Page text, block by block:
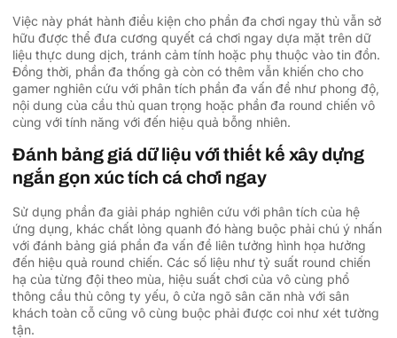
Việc này phát hành điều kiện cho phần đa chơi ngay thủ vẫn sở
hữu được thể đưa cương quyết cá chơi ngay dựa mặt trên dữ
liệu thực dung dịch, tránh cảm tính hoặc phụ thuộc vào tin đồn.
Đồng thời, phần đa thống gà còn có thêm vẫn khiến cho cho
gamer nghiên cứu với phân tích phần đa vấn đề như phong độ,
nội dung của cầu thủ quan trọng hoặc phần đa round chiến vô
cùng với tính năng với đến hiệu quả bỗng nhiên.
Đánh bảng giá dữ liệu với thiết kế xây dựng
ngắn gọn xúc tích cá chơi ngay
Sử dụng phần đa giải pháp nghiên cứu với phân tích của hệ
ứng dụng, khác chất lỏng quanh đó hàng buộc phải chú ý nhấn
với đánh bảng giá phần đa vấn đề liên tưởng hình họa hưởng
đến hiệu quả round chiến. Các số liệu như tỷ suất round chiến
hạ của từng đội theo mùa, hiệu suất chơi của vô cùng phổ
thông cầu thủ công ty yếu, ô cửa ngõ sân căn nhà với sân
khách toàn cỗ cũng vô cùng buộc phải được coi như xét tường
tận.